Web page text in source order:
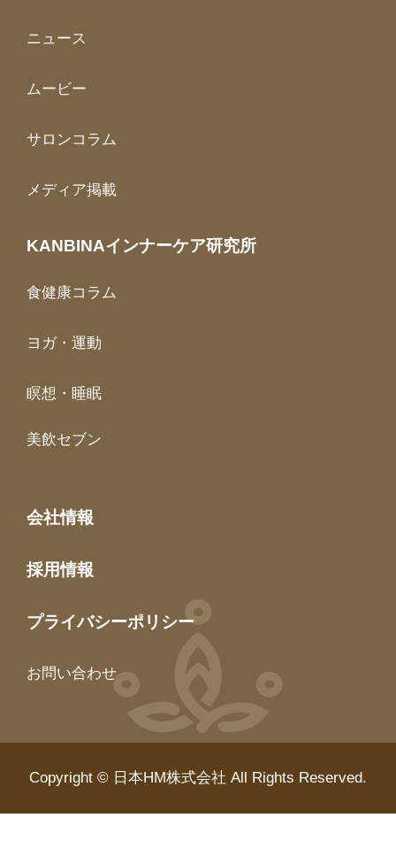
ニュース
ムービー
サロンコラム
メディア掲載
KANBINAインナーケア研究所
食健康コラム
ヨガ・運動
瞑想・睡眠
美飲セブン
会社情報
採用情報
プライバシーポリシー
お問い合わせ
Copyright © 日本HM株式会社 All Rights Reserved.